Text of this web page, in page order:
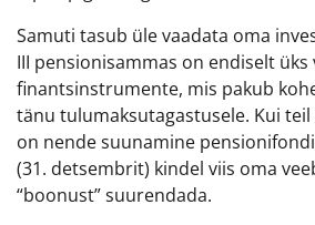
Samuti tasub üle vaadata oma
III pensionisammas on endiselt üks
finantsinstrumente, mis pakub
tänu tulumaksutagastusele. Kui
on nende suunamine
(31. detsembrit) kindel viis oma
“boonust” suurendada.